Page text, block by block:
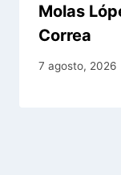
Molas
Correa
7 agosto, 2026